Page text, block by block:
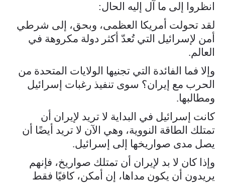
انظروا إلى ما آل إليه الحال:
لقد تحولت أمريكا العظمى، وبحق، إلى شرطي
أمن لإسرائيل التي تُعدّ أكثر دولة مكروهة في
العالم.
وإلا فما الفائدة التي تجنيها الولايات المتحدة من
الحرب مع إيران؟ سوى تنفيذ رغبات إسرائيل
ومطالبها.
كانت إسرائيل في البداية لا تريد لإيران أن
تمتلك الطاقة النووية، وهي الآن لا تريد أيضًا أن
يصل مدى صواريخها إلى إسرائيل.
وإذا كان لا بد لإيران أن تمتلك صواريخ، فإنهم
يريدون أن يكون مداها، إن أمكن، كافيًا فقط